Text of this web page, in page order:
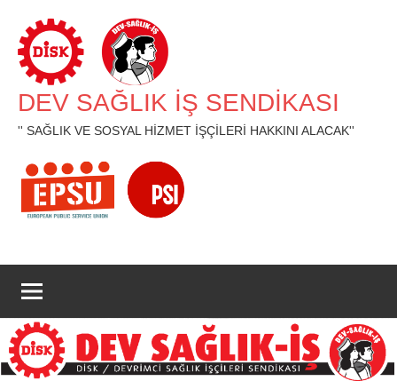
geç
DEV SAĞLIK İŞ SENDİKASI
'' SAĞLIK VE SOSYAL HİZMET İŞÇİLERİ HAKKINI ALACAK''